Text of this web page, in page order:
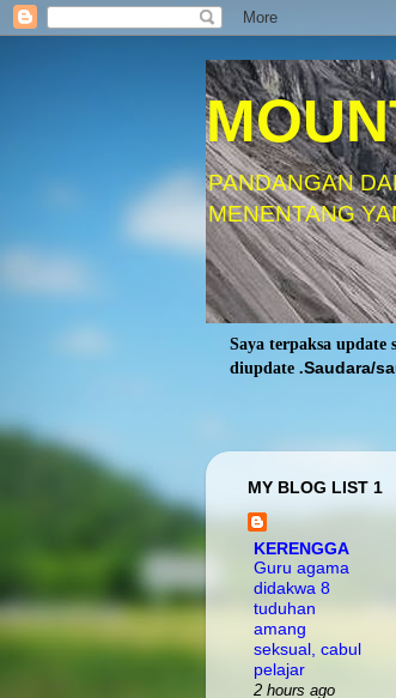
PANDANGAN
MENENTANG
Saya terpaksa
diupdate .Saudara/
MY BLOG LIST 1
KERENGGA
Guru agama
didakwa 8
tuduhan
amang
seksual, cabul
pelajar
2 hours ago